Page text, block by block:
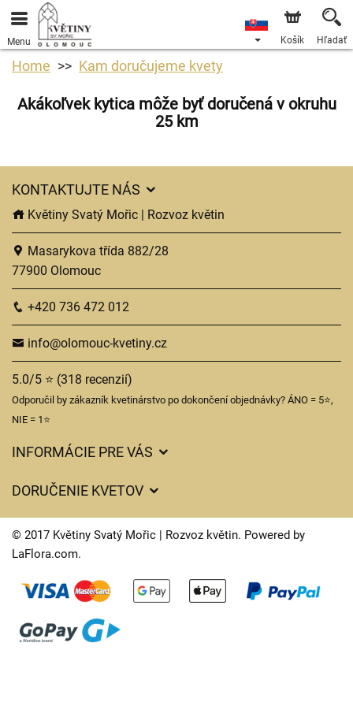
Menu Košík Hľadať
Home Kam doručujeme kvety
Akákoľvek kytica môže byť doručená v okruhu
25 km
KONTAKTUJTE NÁS
Květiny Svatý Mořic | Rozvoz květin
Masarykova třída 882/28
77900 Olomouc
+420 736 472 012
info@olomouc-kvetiny.cz
5.0/5 ⭐ (318 recenzií)
Odporučil by zákazník kvetinárstvo po dokončení objednávky? ÁNO = 5⭐,
NIE = 1⭐
INFORMÁCIE PRE VÁS
Časy doručenia kvetov – prehľad možností
DORUČENIE KVETOV
Poplatky za doručenie
Kam doručujeme kvety
Kontaktujte nás
© 2017 Květiny Svatý Mořic | Rozvoz květin. Powered by
LaFlora.com.